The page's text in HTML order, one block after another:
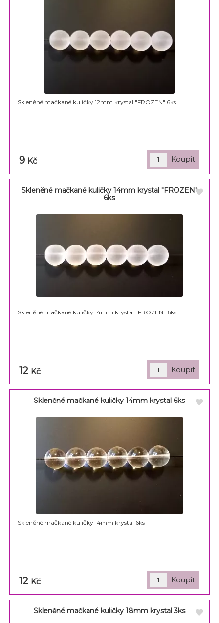
Skleněné mačkané kuličky 12mm krystal "FROZEN" 6ks
9 Kč
Skleněné mačkané kuličky 14mm krystal "FROZEN"
6ks
Skleněné mačkané kuličky 14mm krystal "FROZEN" 6ks
12 Kč
Skleněné mačkané kuličky 14mm krystal 6ks
Skleněné mačkané kuličky 14mm krystal 6ks
12 Kč
Skleněné mačkané kuličky 18mm krystal 3ks